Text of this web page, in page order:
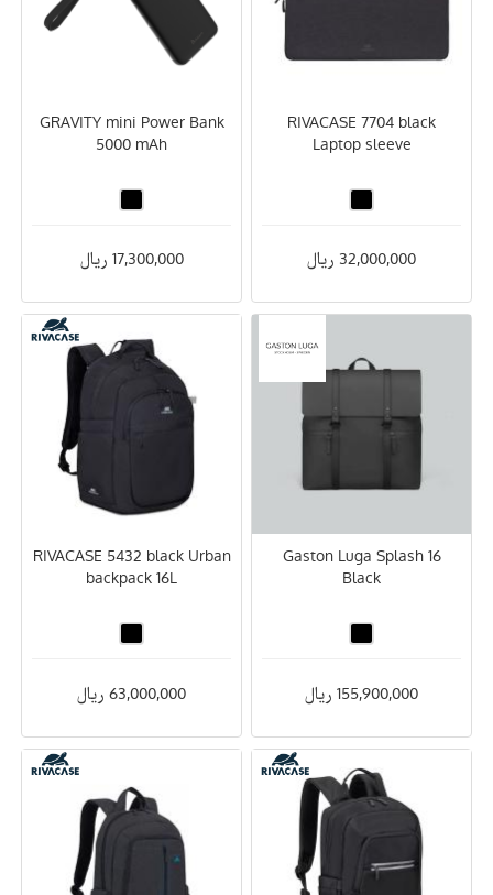
RIVACASE 7704 black
Laptop sleeve
32,000,000 ریال
GRAVITY mini Power Bank
5000 mAh
17,300,000 ریال
Gaston Luga Splash 16
Black
155,900,000 ریال
RIVACASE 5432 black Urban
backpack 16L
63,000,000 ریال